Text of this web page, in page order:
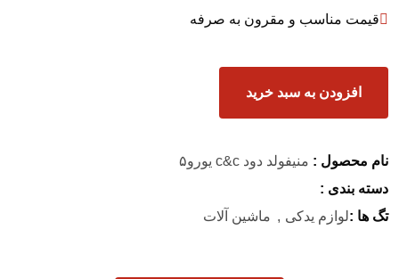
قیمت مناسب و مقرون به صرفه
افزودن به سبد خرید
نام محصول : منیفولد دود c&c یورو۵
دسته بندی :
تگ ها :لوازم یدکی ماشین آلات